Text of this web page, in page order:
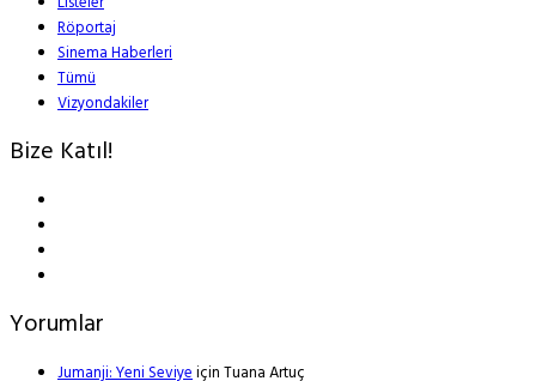
Röportaj
Sinema Haberleri
Tümü
Vizyondakiler
Bize Katıl!
Yorumlar
Jumanji: Yeni SeviyeiçinTuana Artuç